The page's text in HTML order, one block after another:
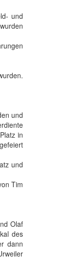
und
und
in
und
Tim
Olaf
des
dann